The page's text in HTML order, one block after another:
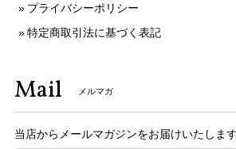
プライバシーポリシー
特定商取引法に基づく表記
Mail メルマガ
当店からメールマガジンをお届けいたします